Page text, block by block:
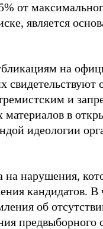
от
является
на
и
материалов в
идеологии
на нарушения,
кандидатов. В
об
предвыборного